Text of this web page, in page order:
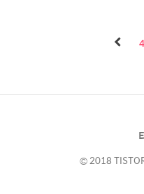
# 소다라
스를 흡
부분이
다라임을
4
© 2018